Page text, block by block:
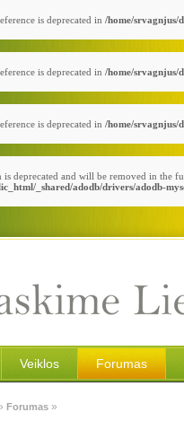
is deprecated in /home/srvagnjus/
is deprecated in /home/srvagnjus/
is deprecated in /home/srvagnjus/
deprecated and will be removed in the
_shared/adodb/drivers/adodb-
Veiklos Forumas
Forumas »